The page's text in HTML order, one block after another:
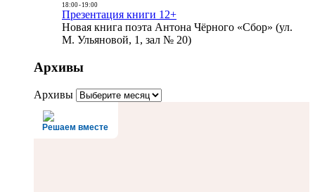
18:00- 19:00
Презентация книги 12+
Новая книга поэта Антона Чёрного «Сбор» (ул.
М. Ульяновой, 1, зал № 20)
Архивы
Архивы
Решаем вместе